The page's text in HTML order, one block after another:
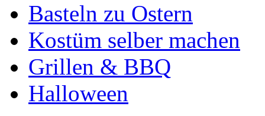
Basteln zu Ostern
Kostüm selber machen
Grillen & BBQ
Halloween